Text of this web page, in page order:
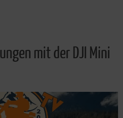
mit der DJI Mini